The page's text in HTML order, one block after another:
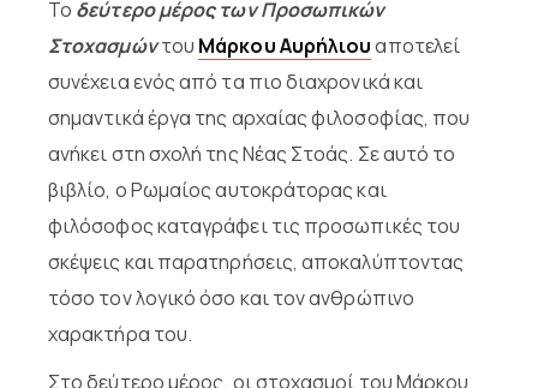
Το δεύτερο μέρος των Προσωπικών
Στοχασμώντου Μάρκου Αυρήλιουαποτελεί
συνέχεια ενός από τα πιο διαχρονικά και
σημαντικά έργα της αρχαίας φιλοσοφίας, που
ανήκει στη σχολή της Νέας Στοάς. Σε αυτό το
βιβλίο, ο Ρωμαίος αυτοκράτορας και
φιλόσοφος καταγράφει τις προσωπικές του
σκέψεις και παρατηρήσεις, αποκαλύπτοντας
τόσο τον λογικό όσο και τον ανθρώπινο
χαρακτήρα του.
Στο δεύτερο μέρος, οι στοχασμοί του Μάρκου